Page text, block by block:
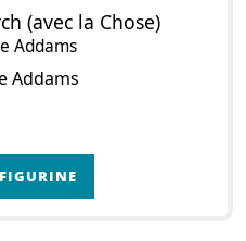
(avec la Chose)
Addams
Addams